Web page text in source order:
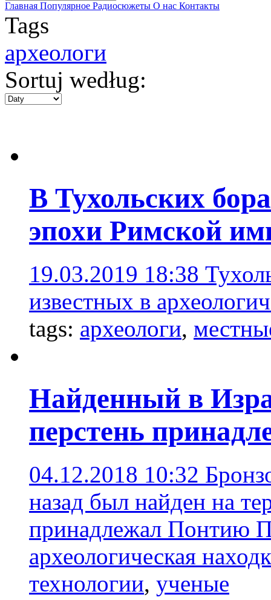
Главная Популярное Радиосюжеты О нас Контакты
Tags
археологи
Sortuj według:
В Тухольских
эпохи Римской
19.03.2019 18:38
известных в
tags: археологи,
Найденный в
перстень
04.12.2018 10:32
назад был найден на
принадлежал Понтию
археологическая
технологии, ученые